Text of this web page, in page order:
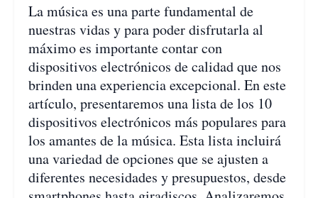
La música es una parte fundamental de
nuestras vidas y para poder disfrutarla al
máximo es importante contar con
dispositivos electrónicos de calidad que nos
brinden una experiencia excepcional. En este
artículo, presentaremos una lista de los 10
dispositivos electrónicos más populares para
los amantes de la música. Esta lista incluirá
una variedad de opciones que se ajusten a
diferentes necesidades y presupuestos, desde